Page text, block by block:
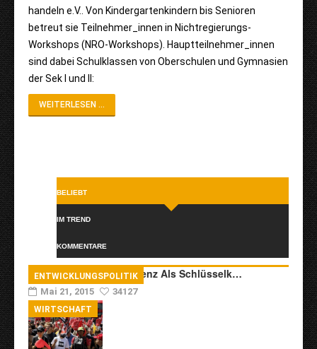
handeln e.V.. Von Kindergartenkindern bis Senioren
betreut sie Teilnehmer_innen in Nichtregierungs-
Workshops (NRO-Workshops). Hauptteilnehmer_innen
sind dabei Schulklassen von Oberschulen und Gymnasien
der Sek I und II:
WEITERLESEN ...
BELIEBT
IM TREND
KOMMENTARE
Transkulturelle Kompetenz Als Schlüsselk…
Mai 21, 2015 34127
ENTWICKLUNGSPOLITIK
WIRTSCHAFT